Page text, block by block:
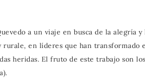
a un viaje en busca de la alegría y
en líderes que han transformado
heridas. El fruto de este trabajo son